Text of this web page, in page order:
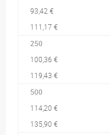
93,42 €
111,17 €
250
100,36 €
119,43 €
500
114,20 €
135,90 €